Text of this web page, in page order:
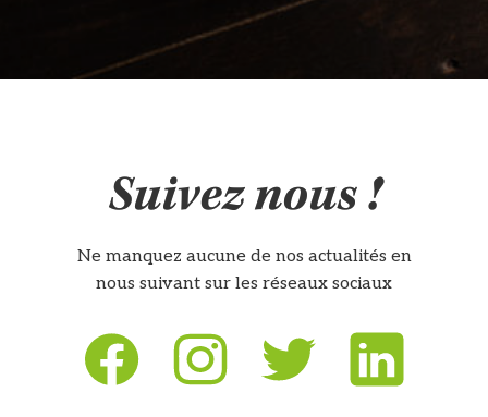
Suivez nous !
Ne manquez aucune de nos actualités en
nous suivant sur les réseaux sociaux